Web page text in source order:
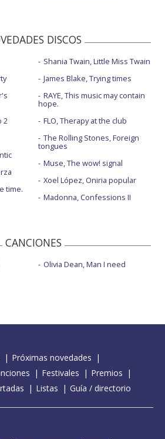
DISCOS
2
time.
Shania Twain, Little Miss Twain
James Blake, Trying times
RAYE, This music may contain
hope.
FLO, Therapy at the club
The Rolling Stones, Foreign
tongues
Muse, The wow! signal
Xoel López, Oniria popular
Madonna, Confessions II
CANCIONES
Olivia Dean, Man I need
Próximas novedades
Festivales
Premios
Listas Guía / directorio